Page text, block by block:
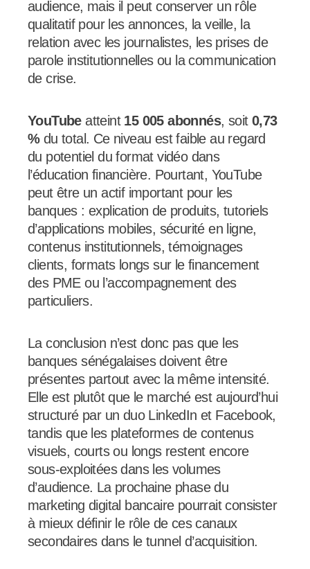
audience, mais il peut conserver un rôle
qualitatif pour les annonces, la veille, la
relation avec les journalistes, les prises de
parole institutionnelles ou la communication
de crise.
YouTubeatteint 15 005 abonnés, soit 0,73
%du total. Ce niveau est faible au regard
du potentiel du format vidéo dans
l’éducation financière. Pourtant, YouTube
peut être un actif important pour les
banques : explication de produits, tutoriels
d’applications mobiles, sécurité en ligne,
contenus institutionnels, témoignages
clients, formats longs sur le financement
des PME ou l’accompagnement des
particuliers.
La conclusion n’est donc pas que les
banques sénégalaises doivent être
présentes partout avec la même intensité.
Elle est plutôt que le marché est aujourd’hui
structuré par un duo LinkedIn et Facebook,
tandis que les plateformes de contenus
visuels, courts ou longs restent encore
sous-exploitées dans les volumes
d’audience. La prochaine phase du
marketing digital bancaire pourrait consister
à mieux définir le rôle de ces canaux
secondaires dans le tunnel d’acquisition.